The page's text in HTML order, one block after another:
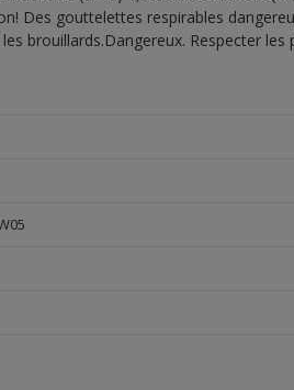
Des gouttelettes respirables
brouillards.Dangereux. Respecter